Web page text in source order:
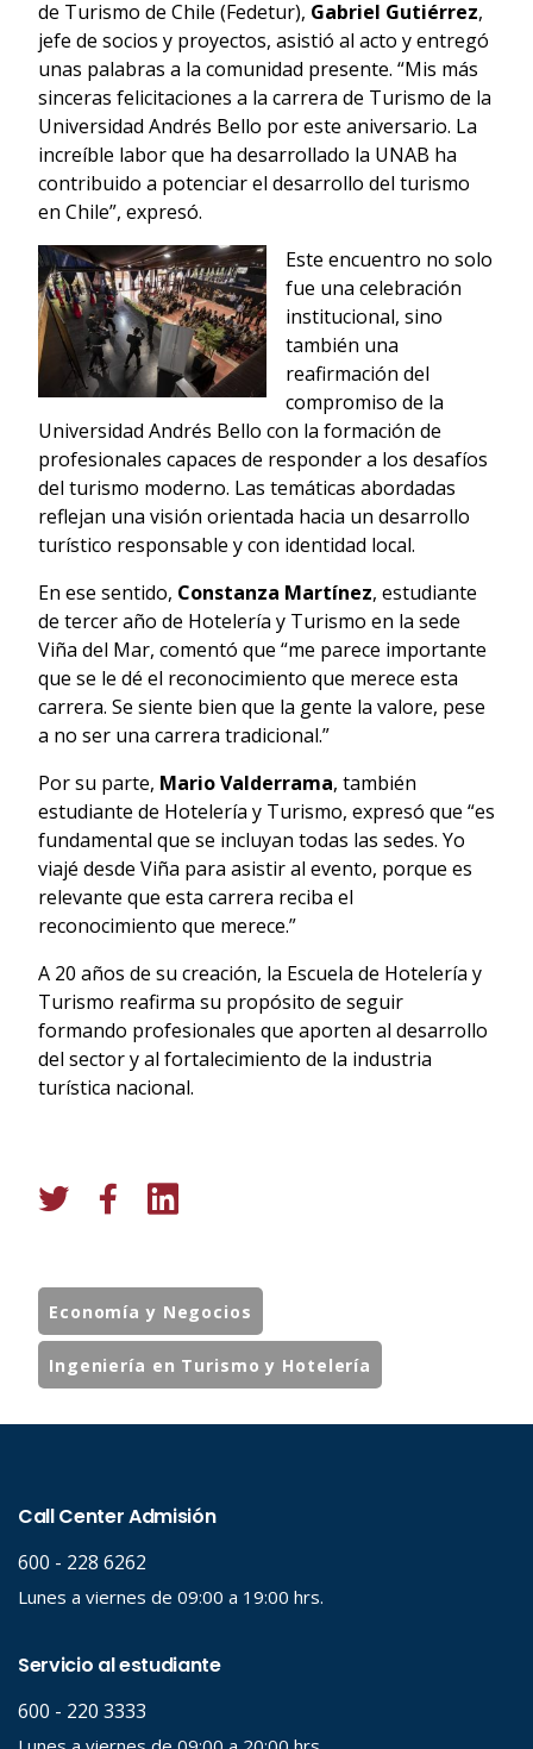
de Turismo de Chile (Fedetur), Gabriel Gutiérrez,
jefe de socios y proyectos, asistió al acto y entregó
unas palabras a la comunidad presente. “Mis más
sinceras felicitaciones a la carrera de Turismo de la
Universidad Andrés Bello por este aniversario. La
increíble labor que ha desarrollado la UNAB ha
contribuido a potenciar el desarrollo del turismo
en Chile”, expresó.
Este encuentro no solo
fue una celebración
institucional, sino
también una
reafirmación del
compromiso de la
Universidad Andrés Bello con la formación de
profesionales capaces de responder a los desafíos
del turismo moderno. Las temáticas abordadas
reflejan una visión orientada hacia un desarrollo
turístico responsable y con identidad local.
En ese sentido, Constanza Martínez, estudiante
de tercer año de Hotelería y Turismo en la sede
Viña del Mar, comentó que “me parece importante
que se le dé el reconocimiento que merece esta
carrera. Se siente bien que la gente la valore, pese
a no ser una carrera tradicional.”
Por su parte, Mario Valderrama, también
estudiante de Hotelería y Turismo, expresó que “es
fundamental que se incluyan todas las sedes. Yo
viajé desde Viña para asistir al evento, porque es
relevante que esta carrera reciba el
reconocimiento que merece.”
A 20 años de su creación, la Escuela de Hotelería y
Turismo reafirma su propósito de seguir
formando profesionales que aporten al desarrollo
del sector y al fortalecimiento de la industria
turística nacional.
Economía y Negocios
Ingeniería en Turismo y Hotelería